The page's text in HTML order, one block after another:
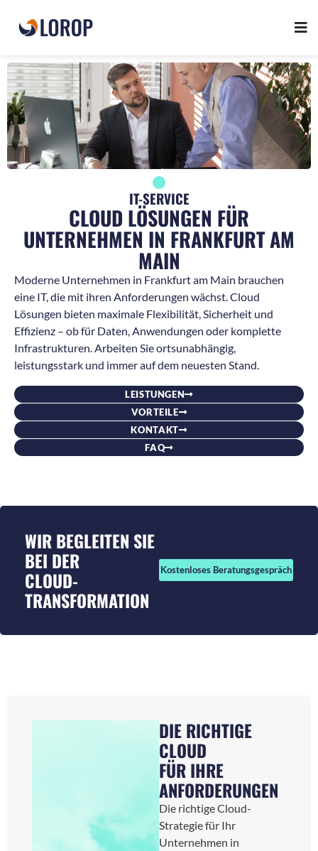
IT-SERVICE
CLOUD LÖSUNGEN FÜR
UNTERNEHMEN IN FRANKFURT AM
MAIN
Moderne Unternehmen in Frankfurt am Main brauchen
eine IT, die mit ihren Anforderungen wächst. Cloud
Lösungen bieten maximale Flexibilität, Sicherheit und
Effizienz – ob für Daten, Anwendungen oder komplette
Infrastrukturen. Arbeiten Sie ortsunabhängig,
leistungsstark und immer auf dem neuesten Stand.
LEISTUNGEN
VORTEILE
KONTAKT
FAQ
WIR BEGLEITEN SIE
BEI DER
CLOUD-
TRANSFORMATION
Kostenloses Beratungsgespräch
DIE RICHTIGE
CLOUD
FÜR IHRE
ANFORDERUNGEN
Die richtige Cloud-
Strategie für Ihr
Unternehmen in